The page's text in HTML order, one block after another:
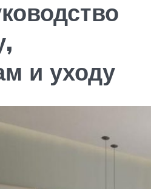
и уходу